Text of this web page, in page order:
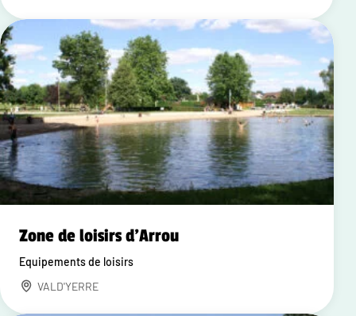
Zone de loisirs d'Arrou
Equipements de loisirs
VALD'YERRE